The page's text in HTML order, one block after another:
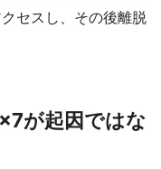
セスし、その後離脱
が起因ではな